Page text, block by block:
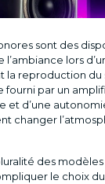
sont des
lors
la reproduction du
fourni par un
et d’une
changer
des modèles
le choix